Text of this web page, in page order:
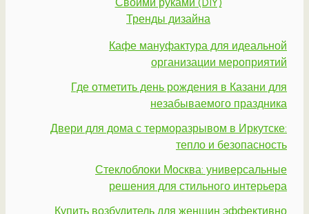
Тренды дизайна
Кафе мануфактура для идеальной
организации мероприятий
Где отметить день рождения в Казани для
незабываемого праздника
Двери для дома с терморазрывом в Иркутске:
тепло и безопасность
Стеклоблоки Москва: универсальные
решения для стильного интерьера
Купить возбудитель для женщин эффективно